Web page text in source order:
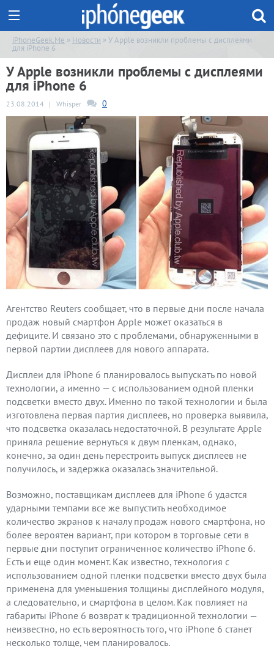
iPhoneGeek.Me » Новости » У Apple возникли проблемы с дисплеями
для iPhone 6
У Apple возникли проблемы с дисплеями
для iPhone 6
23.08.2014 | Whisper 0
Агентство Reuters сообщает, что в первые дни после начала
продаж новый смартфон Apple может оказаться в
дефиците. И связано это с проблемами, обнаруженными в
первой партии дисплеев для нового аппарата.
Дисплеи для iPhone 6 планировалось выпускать по новой
технологии, а именно — с использованием одной пленки
подсветки вместо двух. Именно по такой технологии и была
изготовлена первая партия дисплеев, но проверка выявила,
что подсветка оказалась недостаточной. В результате Apple
приняла решение вернуться к двум пленкам, однако,
конечно, за один день перестроить выпуск дисплеев не
получилось, и задержка оказалась значительной.
Возможно, поставщикам дисплеев для iPhone 6 удастся
ударными темпами все же выпустить необходимое
количество экранов к началу продаж нового смартфона, но
более вероятен вариант, при котором в торговые сети в
первые дни поступит ограниченное количество iPhone 6.
Есть и еще один момент. Как известно, технология с
использованием одной пленки подсветки вместо двух была
применена для уменьшения толщины дисплейного модуля,
а следовательно, и смартфона в целом. Как повлияет на
габариты iPhone 6 возврат к традиционной технологии —
неизвестно, но есть вероятность того, что iPhone 6 станет
несколько толще, чем планировалось.